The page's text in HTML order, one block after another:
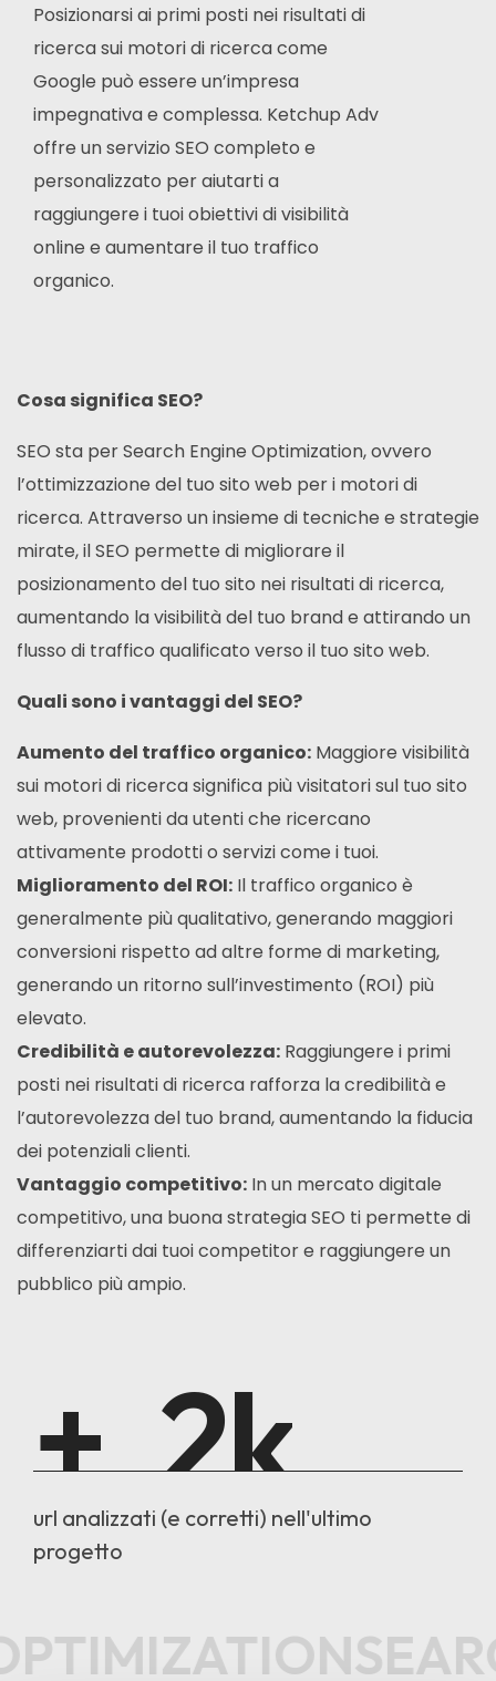
Posizionarsi ai primi posti nei risultati di
ricerca sui motori di ricerca come
Google può essere un’impresa
impegnativa e complessa. Ketchup Adv
offre un servizio SEO completo e
personalizzato per aiutarti a
raggiungere i tuoi obiettivi di visibilità
online e aumentare il tuo traffico
organico.
Cosa significa SEO?
SEO sta per Search Engine Optimization, ovvero
l’ottimizzazione del tuo sito web per i motori di
ricerca. Attraverso un insieme di tecniche e strategie
mirate, il SEO permette di migliorare il
posizionamento del tuo sito nei risultati di ricerca,
aumentando la visibilità del tuo brand e attirando un
flusso di traffico qualificato verso il tuo sito web.
Quali sono i vantaggi del SEO?
Aumento del traffico organico: Maggiore visibilità
sui motori di ricerca significa più visitatori sul tuo sito
web, provenienti da utenti che ricercano
attivamente prodotti o servizi come i tuoi.
Miglioramento del ROI: Il traffico organico è
generalmente più qualitativo, generando maggiori
conversioni rispetto ad altre forme di marketing,
generando un ritorno sull’investimento (ROI) più
elevato.
Credibilità e autorevolezza: Raggiungere i primi
posti nei risultati di ricerca rafforza la credibilità e
l’autorevolezza del tuo brand, aumentando la fiducia
dei potenziali clienti.
Vantaggio competitivo: In un mercato digitale
competitivo, una buona strategia SEO ti permette di
differenziarti dai tuoi competitor e raggiungere un
pubblico più ampio.
+ 2k
url analizzati (e corretti) nell'ultimo
progetto